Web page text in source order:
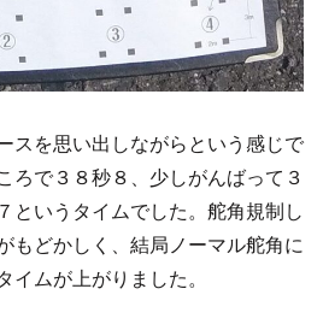
スを思い出しながらという感じで
ろで３８秒８、少しがんばって３
というタイムでした。舵角規制し
もどかしく、結局ノーマル舵角に
ムが上がりました。